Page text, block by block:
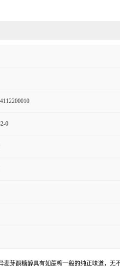
0
芽酮糖醇具有如蔗糖一般的纯正味道，